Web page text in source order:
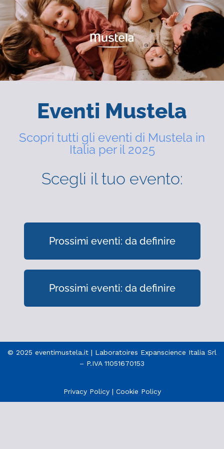
Eventi Mustela
Scopri tutti gli eventi di Mustela in
Italia per il 2025
Scegli il tuo evento:
Prossimi eventi: da definire
Prossimi eventi: da definire
© 2025 eventimustela.it | Laboratoires Expanscience Italia Srl
– P.IVA 11051670153
Privacy Policy| Cookie Policy